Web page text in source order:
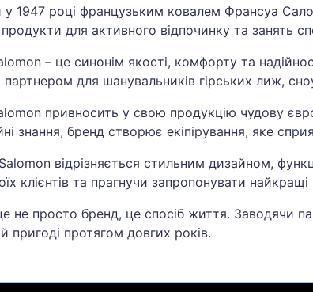
у 1947 році французьким ковалем Франсуа
продукти для активного відпочинку та занять
– це синонім якості, комфорту та
партнером для шанувальників гірських лиж,
привносить у свою продукцію чудову
знання, бренд створює екіпірування, яке
відрізняється стильним дизайном,
клієнтів та прагнучи запропонувати
не просто бренд, це спосіб життя. Заводячи
пригоді протягом довгих років.